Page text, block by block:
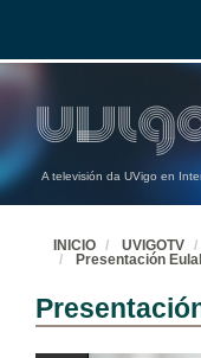
A televisión da UVigo en
INICIO UVIGOTV
Presentación